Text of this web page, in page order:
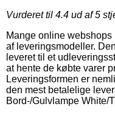
Vurderet til 4.4 ud af 5
Mange online
af leveringsmodeller.
leveret til et
at hente de købte varer
Leveringsformen er
den mest betalelige
Bord-/Gulvlampe White/